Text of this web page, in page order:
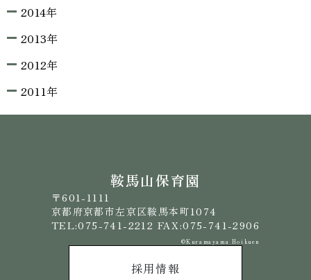
2014年
2013年
2012年
2011年
鞍馬山保育園
〒601-1111
京都府京都市左京区鞍馬本町1074
TEL:075-741-2212 FAX:075-741-2906
©️Kuramayama Hoikuen
採用情報